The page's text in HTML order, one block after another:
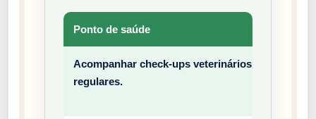
Ponto de saúde
Acompanhar check-ups veterinários
regulares.